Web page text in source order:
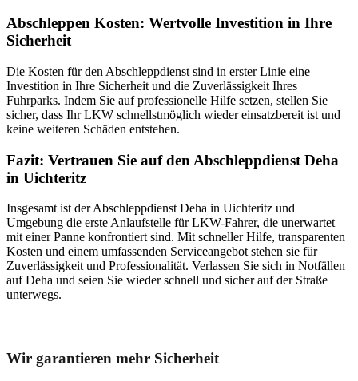
Abschleppen Kosten: Wertvolle Investition in Ihre
Sicherheit
Die Kosten für den Abschleppdienst sind in erster Linie eine
Investition in Ihre Sicherheit und die Zuverlässigkeit Ihres
Fuhrparks. Indem Sie auf professionelle Hilfe setzen, stellen Sie
sicher, dass Ihr LKW schnellstmöglich wieder einsatzbereit ist und
keine weiteren Schäden entstehen.
Fazit: Vertrauen Sie auf den Abschleppdienst Deha
in Uichteritz
Insgesamt ist der Abschleppdienst Deha in Uichteritz und
Umgebung die erste Anlaufstelle für LKW-Fahrer, die unerwartet
mit einer Panne konfrontiert sind. Mit schneller Hilfe, transparenten
Kosten und einem umfassenden Serviceangebot stehen sie für
Zuverlässigkeit und Professionalität. Verlassen Sie sich in Notfällen
auf Deha und seien Sie wieder schnell und sicher auf der Straße
unterwegs.
Wir garantieren mehr Sicherheit